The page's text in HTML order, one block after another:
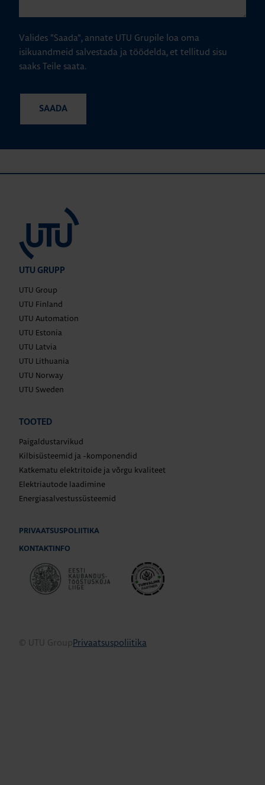
Valides "Saada", annate UTU Grupile loa oma
isikuandmeid salvestada ja töödelda, et tellitud sisu
saaks Teile saata.
UTU GRUPP
UTU Group
UTU Finland
UTU Automation
UTU Estonia
UTU Latvia
UTU Lithuania
UTU Norway
UTU Sweden
TOOTED
Paigaldustarvikud
Kilbisüsteemid ja -komponendid
Katkematu elektritoide ja võrgu kvaliteet
Elektriautode laadimine
Energiasalvestussüsteemid
PRIVAATSUSPOLIITIKA
KONTAKTINFO
© UTU GroupPrivaatsuspoliitika